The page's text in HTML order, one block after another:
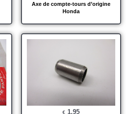
Axe de compte-tours d’origine
Honda
€ 1,95